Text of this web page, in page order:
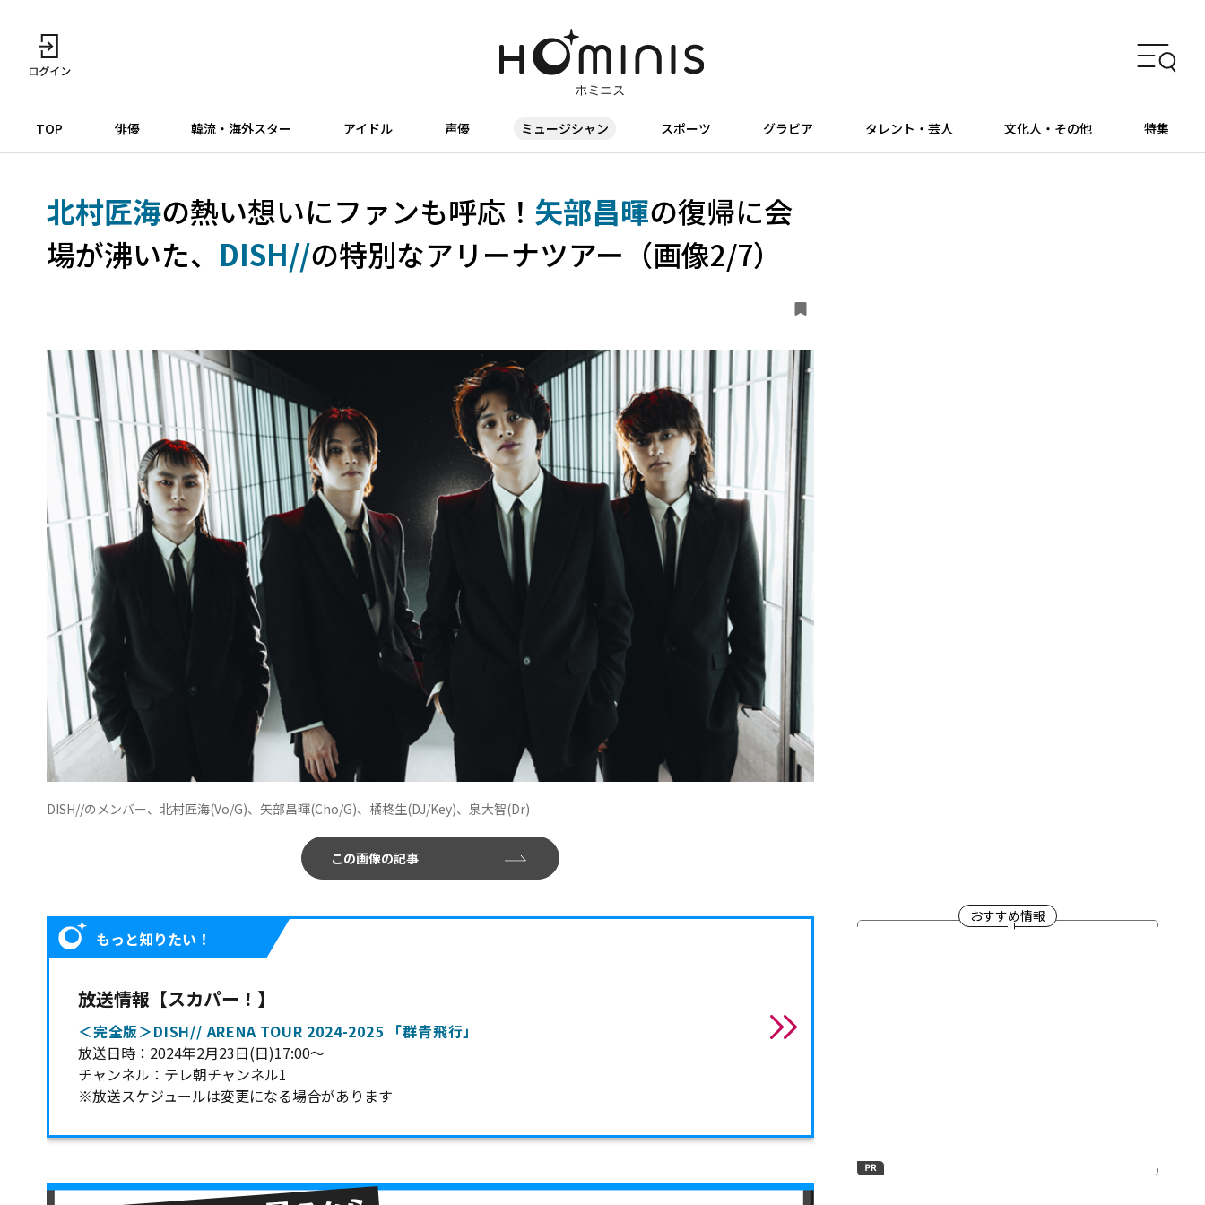
TOP 俳優 韓流・海外スター アイドル 声優 ミュージシャン スポーツ グラビア タレント・芸人 文化人・その他 特集
北村匠海の熱い想いにファンも呼応！ 矢部昌暉の復帰に会
場が沸いた、 DISH//の特別なアリーナツアー（画像2/7）
DISH//のメンバー、北村匠海(Vo/G)、矢部昌暉(Cho/G)、橘柊生(DJ/Key)、泉大智(Dr)
この画像の記事
もっと知りたい！
放送情報【スカパー！】
＜完全版＞DISH// ARENA TOUR 2024-2025 「群青飛行」
放送日時：2024年2月23日(日)17:00～
チャンネル：テレ朝チャンネル1
※放送スケジュールは変更になる場合があります
おすすめ情報